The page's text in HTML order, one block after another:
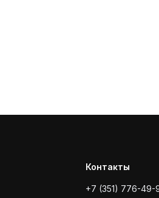
Контакты
+7 (351) 776-49-